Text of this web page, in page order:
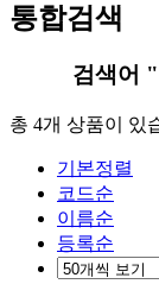
통합검색
검색어 "
총 4개 상품이 있
기본정렬
코드순
이름순
등록순